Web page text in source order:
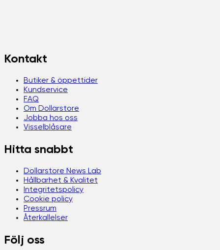
Kontakt
Butiker & öppettider
Kundservice
FAQ
Om Dollarstore
Jobba hos oss
Visselblåsare
Hitta snabbt
Dollarstore News Lab
Hållbarhet & Kvalitet
Integritetspolicy
Cookie policy
Pressrum
Återkallelser
Följ oss